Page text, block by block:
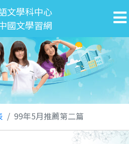
文學科中心
國文學習網
99年5月推薦第二篇